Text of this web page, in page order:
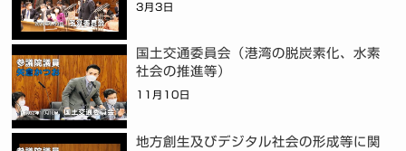
3月3日
国土交通委員会（港湾の脱炭素化、水素
社会の推進等）
11月10日
地方創生及びデジタル社会の形成等に関